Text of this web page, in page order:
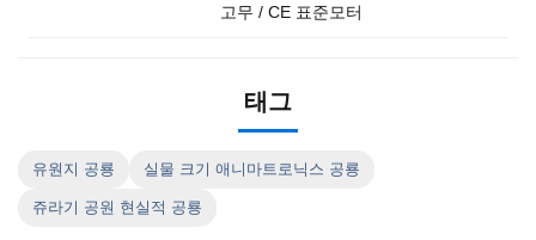
고무 / CE 표준모터
태그
유원지 공룡 실물 크기 애니마트로닉스 공룡
쥬라기 공원 현실적 공룡